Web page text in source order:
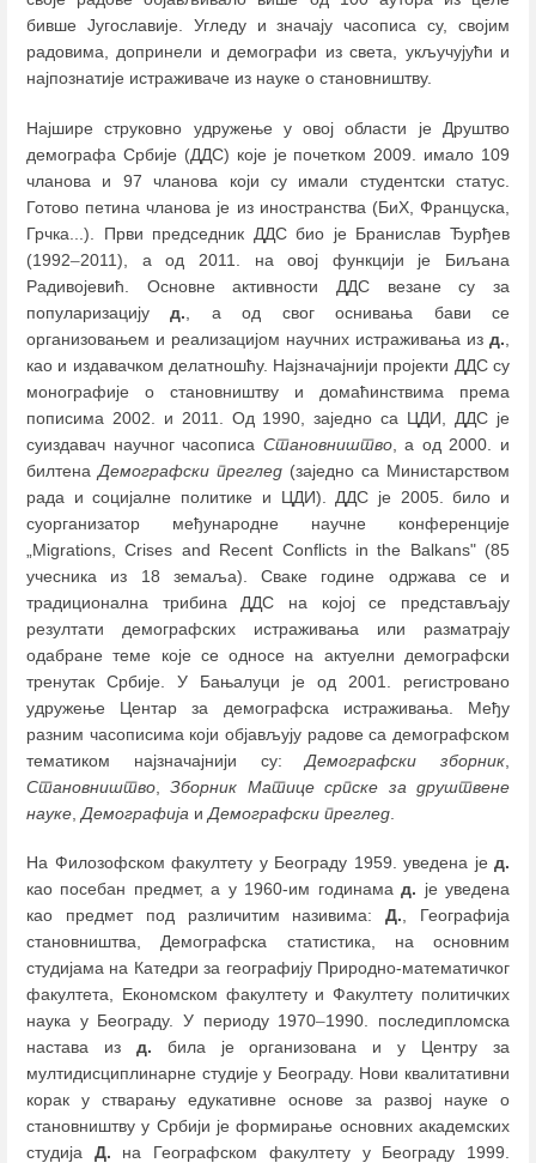
бивше Југославије. Угледу и значају часописа су, својим
радовима, допринели и демографи из света, укључујући и
најпознатије истраживаче из науке о становништву.
Најшире струковно удружење у овој области је Друштво
демографа Србије (ДДС) које је почетком 2009. имало 109
чланова и 97 чланова који су имали студентски статус.
Готово петина чланова је из иностранства (БиХ, Француска,
Грчка...). Први председник ДДС био је Бранислав Ђурђев
(1992–2011), а од 2011. на овој функцији је Биљана
Радивојевић. Основне активности ДДС везане су за
популаризацијуд. , а од свог оснивања бави се
организовањем и реализацијом научних истраживања из д.
као и издавачком делатношћу. Најзначајнији пројекти ДДС су
монографије о становништву и домаћинствима према
пописима 2002. и 2011. Од 1990, заједно са ЦДИ, ДДС је
суиздавач научног часописа Становништво, а од 2000. и
билтена Демографски преглед (заједно са Министарством
рада и социјалне политике и ЦДИ). ДДС је 2005. било и
суорганизатор међународне научне конференције
„Migrations, Crises and Recent Conflicts in the Balkans" (85
учесника из 18 земаља). Сваке године одржава се и
традиционална трибина ДДС на којој се представљају
резултати демографских истраживања или разматрају
одабране теме које се односе на актуелни демографски
тренутак Србије. У Бањалуци је од 2001. регистровано
удружење Центар за демографска истраживања. Међу
разним часописима који објављују радове са демографском
тематиком најзначајнији су:Демографски зборник
Становништво ,Зборник Матице српске за друштвене
науке Демографија и Демографски преглед
На Филозофском факултету у Београду 1959. уведена је д.
као посебан предмет, а у 1960-им годинамад. је уведена
као предмет под различитим називима:Д. , Географија
становништва, Демографска статистика, на основним
студијама на Катедри за географију Природно-математичког
факултета, Економском факултету и Факултету политичких
наука у Београду. У периоду 1970–1990. последипломска
настава из д. била је организована и у Центру за
мултидисциплинарне студије у Београду. Нови квалитативни
корак у стварању едукативне основе за развој науке о
становништву у Србији је формирање основних академских
студија Д. на Географском факултету у Београду 1999.